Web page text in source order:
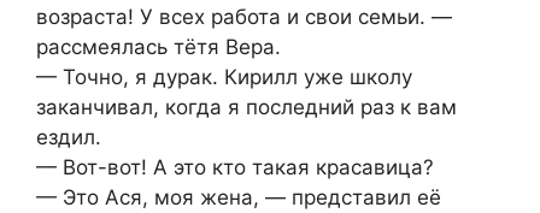
возраста! У всех работа и свои семьи. —
рассмеялась тётя Вера.
— Точно, я дурак. Кирилл уже школу
заканчивал, когда я последний раз к вам
ездил.
— Вот-вот! А это кто такая красавица?
— Это Ася, моя жена, — представил её